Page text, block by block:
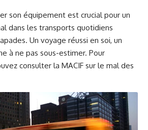
son équipement est crucial pour un
dans les transports quotidiens
Un voyage réussi en soi, un
à ne pas sous-estimer. Pour
consulter la MACIF sur le mal des